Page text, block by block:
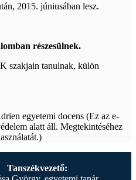
2015. júniusában lesz.
részesülnek.
szakjain tanulnak, külön
egyetemi docens (Ez az e-
alatt áll. Megtekintéséhez
)
Tanszékvezető: